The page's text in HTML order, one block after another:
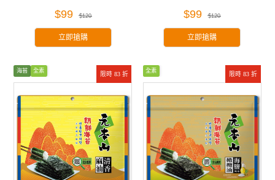
$99 $120
立即搶購
$99 $120
立即搶購
限時 83 折
海苔 全素
限時 83 折
全素